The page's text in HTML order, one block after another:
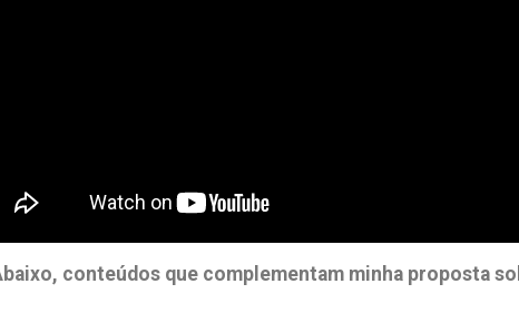
conteúdos que complementam minha proposta